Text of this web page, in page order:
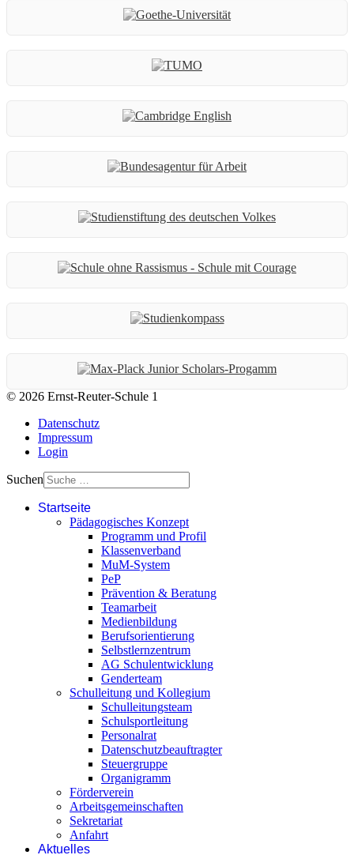
© 2026 Ernst-Reuter-Schule 1
Datenschutz
Impressum
Login
Suchen
Startseite
Pädagogisches Konzept
Programm und Profil
Klassenverband
MuM-System
PeP
Prävention & Beratung
Teamarbeit
Medienbildung
Berufsorientierung
Selbstlernzentrum
AG Schulentwicklung
Genderteam
Schulleitung und Kollegium
Schulleitungsteam
Schulsportleitung
Personalrat
Datenschutzbeauftragter
Steuergruppe
Organigramm
Förderverein
Arbeitsgemeinschaften
Sekretariat
Anfahrt
Aktuelles